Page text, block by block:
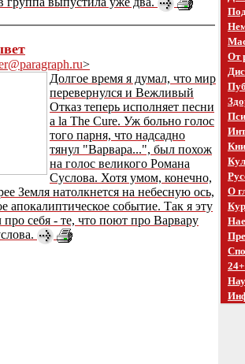
>
Долгое время я думал, что мир
перевернулся и Вежливый
Отказ теперь исполняет песни
a la The Cure. Уж больно голос
того парня, что надсадно
тянул "Варвара...", был похож
на голос великого Романа
Суслова. Хотя умом, конечно,
Земля натолкнется на небесную ось,
апокалиптическое событие. Так я эту
себя - те, что поют про Варвару
От
О